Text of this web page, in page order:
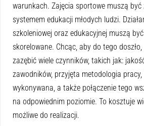
warunkach. Zajęcia sportowe muszą
systemem edukacji młodych ludzi.
szkoleniowej oraz edukacyjnej muszą
skorelowane. Chcąc, aby do tego
zazębić wiele czynników, takich jak:
zawodników, przyjęta metodologia pracy,
wykonywana, a także połączenie tego
na odpowiednim poziomie. To kosztuje
możliwe do realizacji.